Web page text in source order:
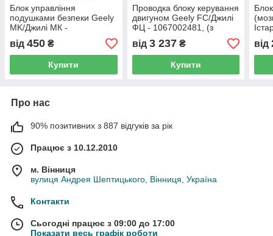
Блок управління
подушками безпеки Geely
MK/Джилі МК -
1017003537, (з розбірки)
від 450 ₴
Купити
Проводка блоку керування
двигуном Geely FC/Джилі
ФЦ - 1067002481, (з
розбірки)
від 3 237₴
Купити
від
Про нас
90% позитивних з 887 відгуків за рік
Працює з 10.12.2010
м. Вінниця
вулиця Андрея Шептицького, Вінниця, Україна
Контакти
Сьогодні працює з 09:00 до 17:00
Показати весь графік роботи